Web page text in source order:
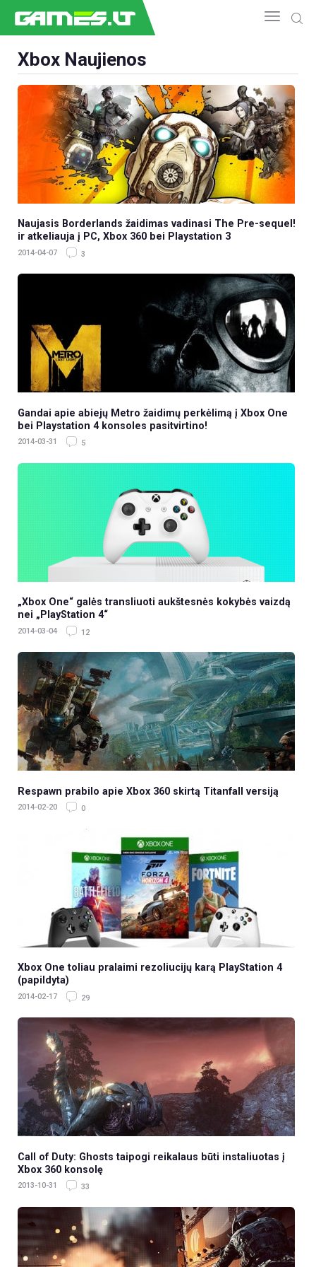
NAUJIENOS
GAMEDEV
ESPORTAS
GELEŽIS
VIDEO
APŽVALGOS
Xbox Naujienos
Naujasis Borderlands žaidimas vadinasi The Pre-sequel!
ir atkeliauja į PC, Xbox 360 bei Playstation 3
2014-04-07 3
Gandai apie abiejų Metro žaidimų perkėlimą į Xbox One
bei Playstation 4 konsoles pasitvirtino!
2014-03-31 5
„Xbox One“ galės transliuoti aukštesnės kokybės vaizdą
nei „PlayStation 4“
2014-03-04 12
Respawn prabilo apie Xbox 360 skirtą Titanfall versiją
2014-02-20 0
Xbox One toliau pralaimi rezoliucijų karą PlayStation 4
(papildyta)
2014-02-17 29
Call of Duty: Ghosts taipogi reikalaus būti instaliuotas į
Xbox 360 konsolę
2013-10-31 33